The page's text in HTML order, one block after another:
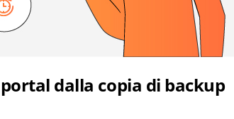
dalla copia di backup